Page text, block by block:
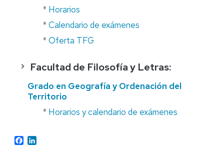
* Horarios
* Calendario de exámenes
* Oferta TFG
Facultad de Filosofía y Letras:
Grado en Geografía y Ordenación del
Territorio
* Horarios y calendario de exámenes
Facebook